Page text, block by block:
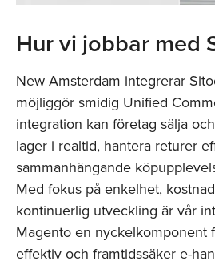
Hur vi jobbar med
New Amsterdam integrerar
möjliggör smidig Unified
integration kan företag sälja
lager i realtid, hantera returer
sammanhängande
Med fokus på enkelhet,
kontinuerlig utveckling är vår
Magento en nyckelkomponent
effektiv och framtidssäker e-